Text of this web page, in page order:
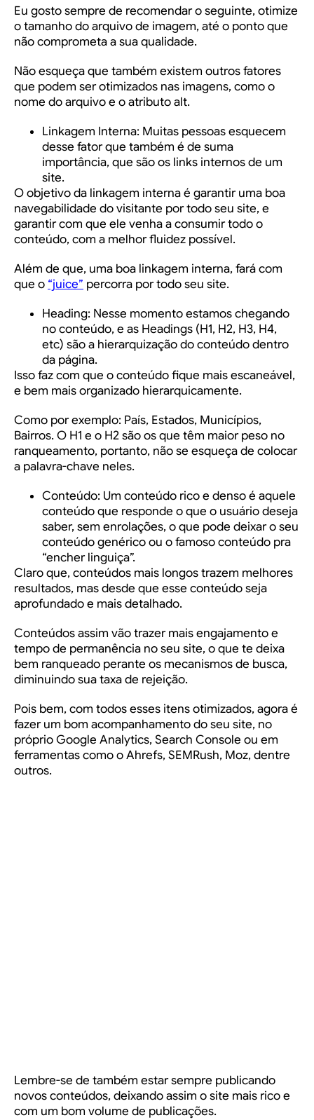
Eu gosto sempre de recomendar o seguinte, otimize
o tamanho do arquivo de imagem, até o ponto que
não comprometa a sua qualidade.
Não esqueça que também existem outros fatores
que podem ser otimizados nas imagens, como o
nome do arquivo e o atributo alt.
Linkagem Interna: Muitas pessoas esquecem
desse fator que também é de suma
importância, que são os links internos de um
site.
O objetivo da linkagem interna é garantir uma boa
navegabilidade do visitante por todo seu site, e
garantir com que ele venha a consumir todo o
conteúdo, com a melhor fluidez possível.
Além de que, uma boa linkagem interna, fará com
que o “juice” percorra por todo seu site.
Heading: Nesse momento estamos chegando
no conteúdo, e as Headings (H1, H2, H3, H4,
etc) são a hierarquização do conteúdo dentro
da página.
Isso faz com que o conteúdo fique mais escaneável,
e bem mais organizado hierarquicamente.
Como por exemplo: País, Estados, Municípios,
Bairros. O H1 e o H2 são os que têm maior peso no
ranqueamento, portanto, não se esqueça de colocar
a palavra-chave neles.
Conteúdo: Um conteúdo rico e denso é aquele
conteúdo que responde o que o usuário deseja
saber, sem enrolações, o que pode deixar o seu
conteúdo genérico ou o famoso conteúdo pra
“encher linguiça”.
Claro que, conteúdos mais longos trazem melhores
resultados, mas desde que esse conteúdo seja
aprofundado e mais detalhado.
Conteúdos assim vão trazer mais engajamento e
tempo de permanência no seu site, o que te deixa
bem ranqueado perante os mecanismos de busca,
diminuindo sua taxa de rejeição.
Pois bem, com todos esses itens otimizados, agora é
fazer um bom acompanhamento do seu site, no
próprio Google Analytics, Search Console ou em
ferramentas como o Ahrefs, SEMRush, Moz, dentre
outros.
Lembre-se de também estar sempre publicando
novos conteúdos, deixando assim o site mais rico e
com um bom volume de publicações.